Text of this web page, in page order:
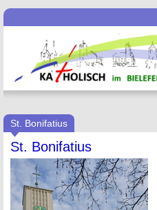
St. Bonifatius
St. Bonifatius